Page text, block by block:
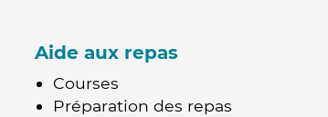
Aide aux repas
Courses
Préparation des repas